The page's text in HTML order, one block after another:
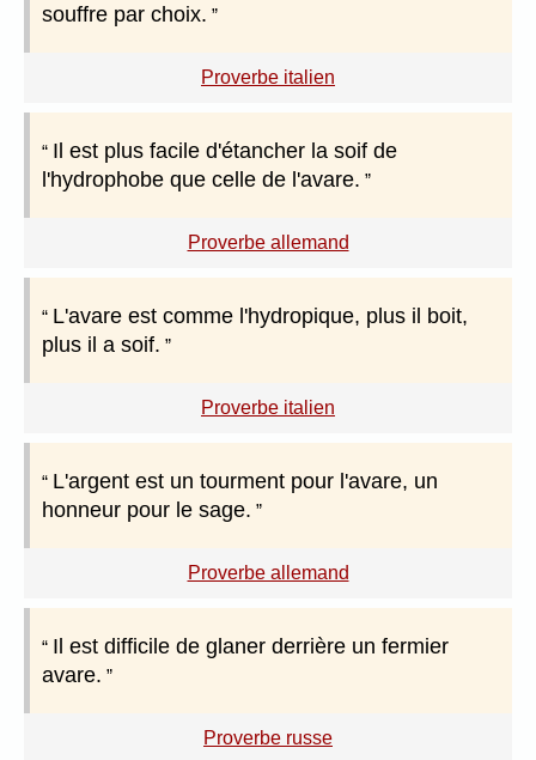
souffre par choix.
Proverbe italien
Il est plus facile d'étancher la soif de
l'hydrophobe que celle de l'avare.
Proverbe allemand
L'avare est comme l'hydropique, plus il boit,
plus il a soif.
Proverbe italien
L'argent est un tourment pour l'avare, un
honneur pour le sage.
Proverbe allemand
Il est difficile de glaner derrière un fermier
avare.
Proverbe russe